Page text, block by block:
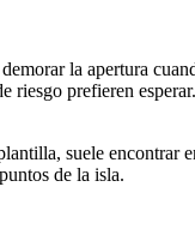
la apertura
prefieren
suele encontrar
de la isla.